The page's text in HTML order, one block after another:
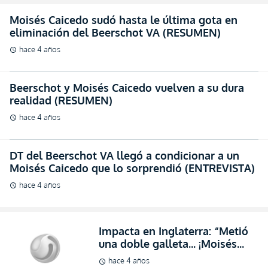
Moisés Caicedo sudó hasta le última gota en
eliminación del Beerschot VA (RESUMEN)
schedule hace 4 años
Beerschot y Moisés Caicedo vuelven a su dura
realidad (RESUMEN)
schedule hace 4 años
DT del Beerschot VA llegó a condicionar a un
Moisés Caicedo que lo sorprendió (ENTREVISTA)
schedule hace 4 años
Impacta en Inglaterra: “Metió
una doble galleta… ¡Moisés
Caicedo es un Jugador
Increíble!” (VIDEO)
schedule hace 4 años